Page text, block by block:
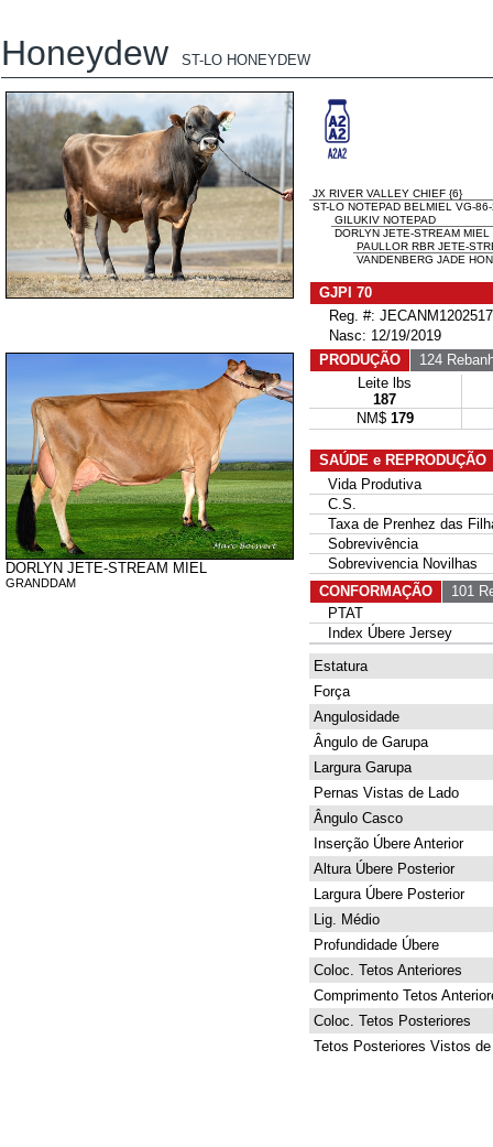
Honeydew ST-LO HONEYDEW
DORLYN JETE-STREAM MIEL
GRANDDAM
JX RIVER VALLEY CHIEF {6}
ST-LO NOTEPAD BELMIEL VG-
GILUKIV NOTEPAD
DORLYN JETE-STREAM
PAULLOR RBR JETE-
VANDENBERG JADE
GJPI 70
Reg. #:
Nasc: 12/19/2019
PRODUÇÃO
124
Leite lbs
187
NM$ 179
SAÚDE e REPRODUÇÃO
Vida Produtiva
C.S.
Taxa de Prenhez das
Sobrevivência
Sobrevivencia Novilhas
CONFORMAÇÃO
101
PTAT
Index Úbere Jersey
Estatura
Força
Angulosidade
Ângulo de Garupa
Largura Garupa
Pernas Vistas de Lado
Ângulo Casco
Inserção Úbere Anterior
Altura Úbere Posterior
Largura Úbere Posterior
Lig. Médio
Profundidade Úbere
Coloc. Tetos Anteriores
Comprimento Tetos
Coloc. Tetos Posteriores
Tetos Posteriores Vistos de